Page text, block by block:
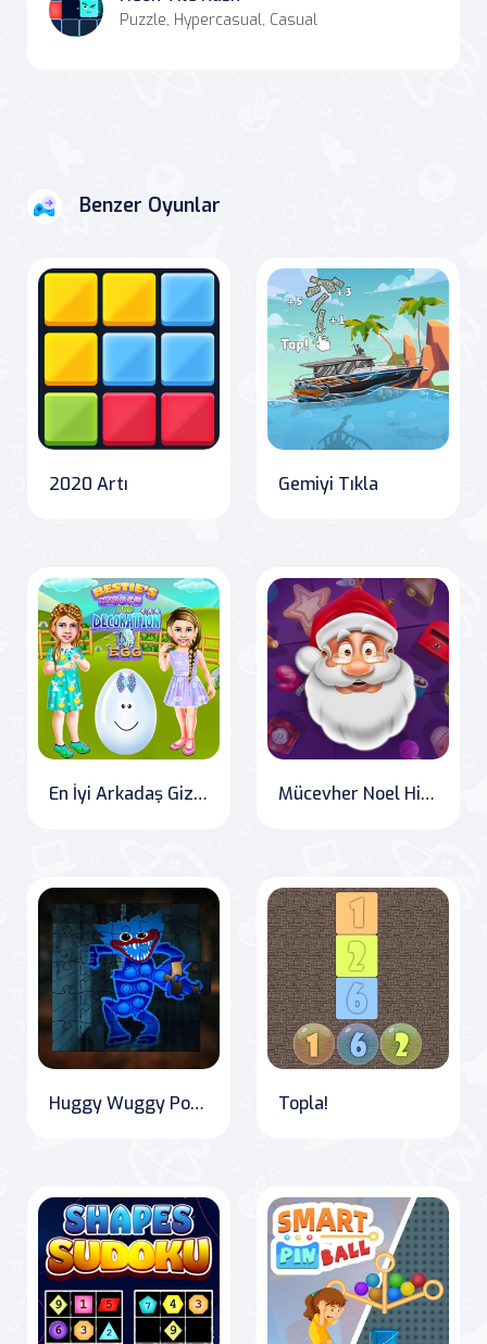
Puzzle, Hypercasual, Casual
Benzer Oyunlar
2020 Artı Gemiyi Tıkla
En İyi Arkadaş Gizli ve Süslü Yumurta Mücevher Noel Hikayesi
Huggy Wuggy Pop It Puzzle Topla!